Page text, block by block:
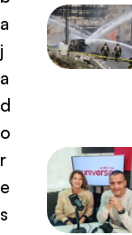
a
j
a
d
o
r
e
s